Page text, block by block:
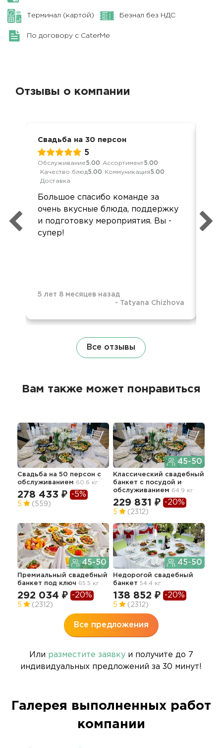
Терминал (картой) Безнал без НДС
По договору с CaterMe
Отзывы о компании
Свадьба на 30 персон
5
Обслуживание5.00 Ассортимент5.00
Качество блюд5.00 Коммуникация5.00
Доставка
Большое спасибо команде за
очень вкусные блюда, поддержку
и подготовку мероприятия. Вы -
супер!
5 лет 8 месяцев назад
- Tatyana Chizhova
в
Все отзывы
Вам также может понравиться
Свадьба на 50 персон с
обслуживанием 60.6 кг
278 433 ₽ -5%
5 (559)
45-50
Классический свадебный
банкет с посудой и
обслуживанием 64.9 кг
229 831 ₽ -20%
5 (2312)
45-50
Премиальный свадебный
банкет под ключ 65.5 кг
292 034 ₽ -20%
5 (2312)
45-50
Недорогой свадебный
банкет 54.4 кг
138 852 ₽ -20%
5 (2312)
Все предложения
Или разместите заявкуи получите до 7
индивидуальных предложений за 30 минут!
Галерея выполненных работ
компании